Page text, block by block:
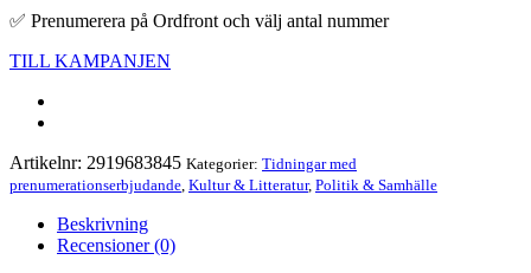
✅ Prenumerera på Ordfront och välj antal nummer
TILL KAMPANJEN
Artikelnr: 2919683845 Kategorier: Tidningar med
prenumerationserbjudande Kultur & Litteratur, Politik & Samhälle
Beskrivning
Recensioner (0)